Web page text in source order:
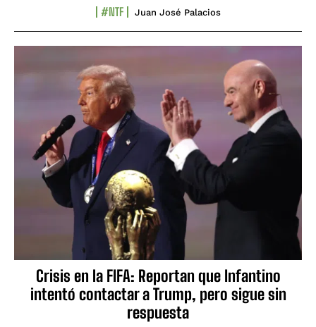
#NTF Juan José Palacios
Crisis en la FIFA: Reportan que Infantino
intentó contactar a Trump, pero sigue sin
respuesta